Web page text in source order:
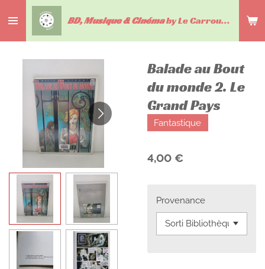
au
contenu
BD, Musique & Cinémaby Le Carrousel du livre
Balade au Bout
du monde 2. Le
Grand Pays
Fantastique
4,00 €
Provenance